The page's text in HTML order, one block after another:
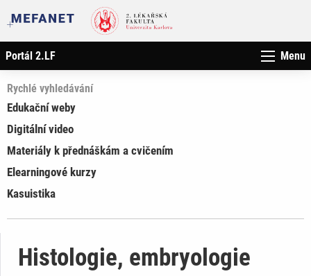
Portál 2.LF Menu
Rychlé vyhledávání
Edukační weby
Digitální video
Materiály k přednáškám a cvičením
Elearningové kurzy
Kasuistika
Histologie, embryologie